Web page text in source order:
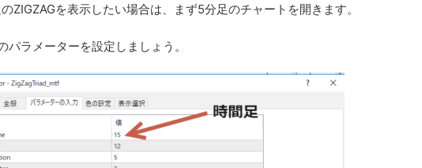
ZIGZAGを表示したい場合は、まず5分足のチャートを開きます。
ラメーターを設定しましょう。